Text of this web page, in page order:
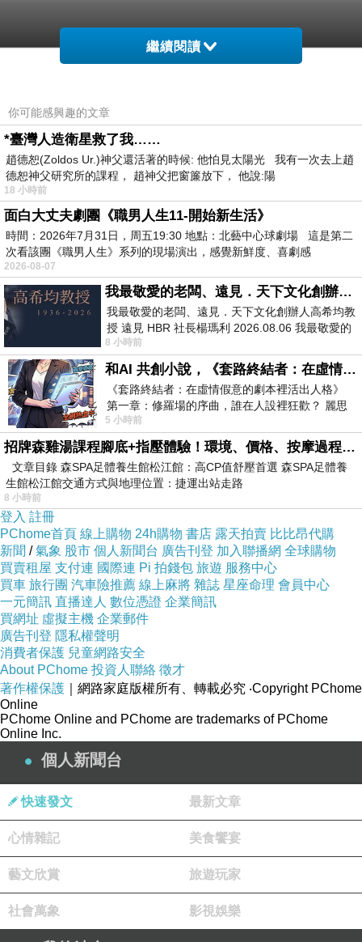
繼續閱讀
你可能感興趣的文章
*臺灣人造衛星救了我……
趙德恕(Zoldos Ur.)神父還活著的時候: 他怕見太陽光 我有一次去上趙
德恕神父研究所的課程， 趙神父把窗簾放下， 他說:陽
18 小時前
面白大丈夫劇團《職男人生11-開始新生活》
時間：2026年7月31日，周五19:30 地點：北藝中心球劇場 這是第二
次看該團《職男人生》系列的現場演出，感覺新鮮度、喜劇感
2026-08-07
我最敬愛的老闆、遠見．天下文化創辦人高希均教授
我最敬愛的老闆、遠見．天下文化創辦人高希均教
授 遠見 HBR 社長楊瑪利 2026.08.06 我最敬愛的
老闆、遠見．天下文化創辦人高希均教
8 小時前
和AI 共創小說，《套路終結者：在虛情假意的劇本裡活出人格》
《套路終結者：在虛情假意的劇本裡活出人格》
第一章：修羅場的序曲，誰在人設裡狂歡？ 麗思
卡爾頓酒店的總統套房內，燈光昏
5 小時前
招牌森雞湯課程腳底+指壓體驗！環境、價格、按摩過程全紀錄，森SPA足體養生館松江館最新價格表
文章目錄 森SPA足體養生館松江館：高CP值舒壓首選 森SPA足體養
生館松江館交通方式與地理位置：捷運出站走路
8 小時前
登入 註冊
PChome首頁 線上購物 24h購物 書店 露天拍賣 比比昂代購
新聞 /氣象 股市 個人新聞台 廣告刊登 加入聯播網 全球購物
買賣租屋 支付連 國際連 Pi 拍錢包 旅遊 服務中心
買車 旅行團 汽車險推薦 線上麻將 雜誌 星座命理 會員中心
一元簡訊 直播達人 數位憑證 企業簡訊
買網址 虛擬主機 企業郵件
廣告刊登 隱私權聲明
消費者保護 兒童網路安全
About PChome 投資人聯絡 徵才
著作權保護 ｜網路家庭版權所有、轉載必究 ‧Copyright PChome
Online
PChome Online and PChome are trademarks of PChome
Online Inc.
個人新聞台
快速發文 最新文章
心情雜記 美食饗宴
藝文欣賞 旅遊玩家
社會萬象 影視娛樂